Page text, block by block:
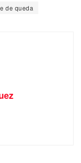
de queda